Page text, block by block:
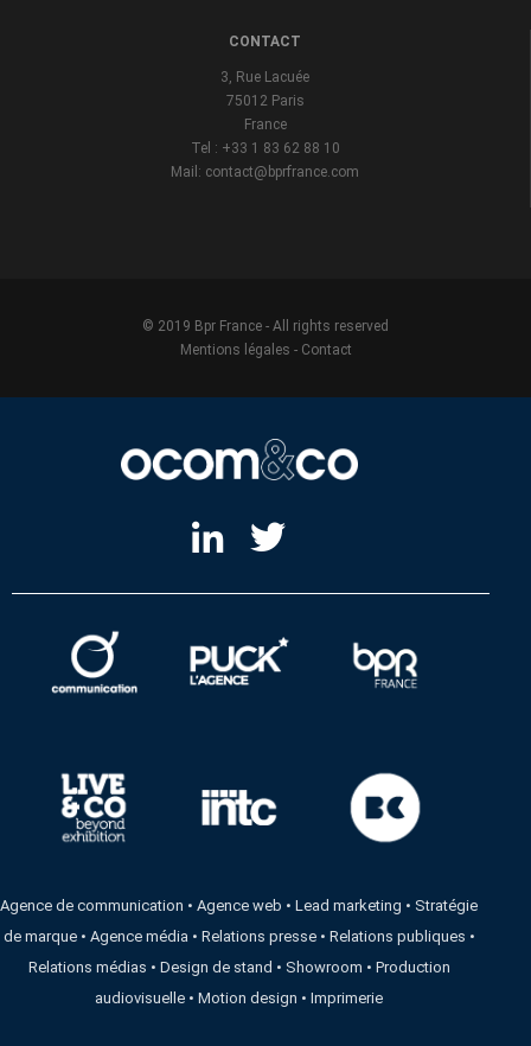
CONTACT
3, Rue Lacuée
75012 Paris
France
Tel : +33 1 83 62 88 10
Mail: contact@bprfrance.com
© 2019 Bpr France - All rights reserved
Mentions légales - Contact
Agence de communication •Agence web •Lead marketing • Stratégie
de marque• Agence média • Relations presse• Relations publiques •
Relations médias • Design de stand • Showroom • Production
audiovisuelle •Motion design •Imprimerie